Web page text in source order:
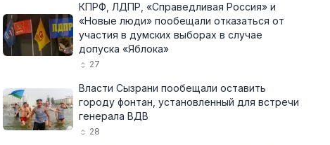
КПРФ, ЛДПР, «Справедливая Россия» и
«Новые люди» пообещали отказаться от
участия в думских выборах в случае
допуска «Яблока»
27
Власти Сызрани пообещали оставить
городу фонтан, установленный для встречи
генерала ВДВ
28